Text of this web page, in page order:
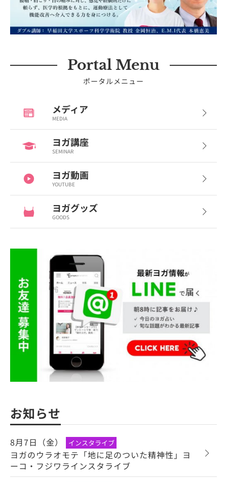
Portal Menu
ポータルメニュー
メディア
MEDIA
ヨガ講座
SEMINAR
ヨガ動画
YOUTUBE
ヨガグッズ
GOODS
お知らせ
8月7日（金） インスタライブ
ヨガのウラオモテ「地に足のついた精神性」ヨ
ーコ・フジワラインスタライブ